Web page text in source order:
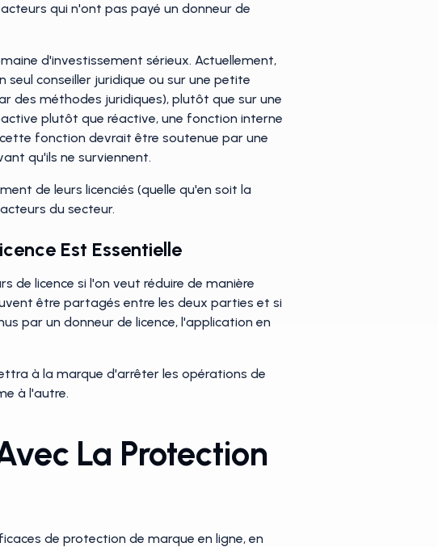
qui n'ont pas payé un donneur de
d'investissement sérieux. Actuellement,
seul conseiller juridique ou sur une petite
des méthodes juridiques), plutôt que sur une
plutôt que réactive, une fonction interne
fonction devrait être soutenue par une
qu'ils ne surviennent.
de leurs licenciés (quelle qu'en soit la
du secteur.
Est Essentielle
de licence si l'on veut réduire de manière
être partagés entre les deux parties et si
par un donneur de licence, l'application en
à la marque d'arrêter les opérations de
à l'autre.
La Protection
de protection de marque en ligne, en